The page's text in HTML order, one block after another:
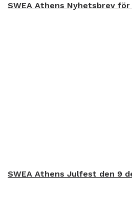
SWEA Athens Nyhetsbrev för
SWEA Athens Julfest den 9